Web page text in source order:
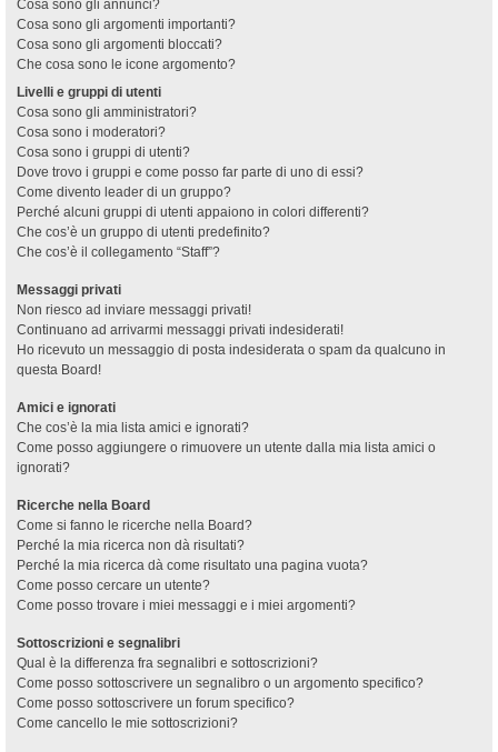
Cosa sono gli annunci?
Cosa sono gli argomenti importanti?
Cosa sono gli argomenti bloccati?
Che cosa sono le icone argomento?
Livelli e gruppi di utenti
Cosa sono gli amministratori?
Cosa sono i moderatori?
Cosa sono i gruppi di utenti?
Dove trovo i gruppi e come posso far parte di uno di essi?
Come divento leader di un gruppo?
Perché alcuni gruppi di utenti appaiono in colori differenti?
Che cos’è un gruppo di utenti predefinito?
Che cos’è il collegamento “Staff”?
Messaggi privati
Non riesco ad inviare messaggi privati!
Continuano ad arrivarmi messaggi privati indesiderati!
Ho ricevuto un messaggio di posta indesiderata o spam da qualcuno in
questa Board!
Amici e ignorati
Che cos’è la mia lista amici e ignorati?
Come posso aggiungere o rimuovere un utente dalla mia lista amici o
ignorati?
Ricerche nella Board
Come si fanno le ricerche nella Board?
Perché la mia ricerca non dà risultati?
Perché la mia ricerca dà come risultato una pagina vuota?
Come posso cercare un utente?
Come posso trovare i miei messaggi e i miei argomenti?
Sottoscrizioni e segnalibri
Qual è la differenza fra segnalibri e sottoscrizioni?
Come posso sottoscrivere un segnalibro o un argomento specifico?
Come posso sottoscrivere un forum specifico?
Come cancello le mie sottoscrizioni?